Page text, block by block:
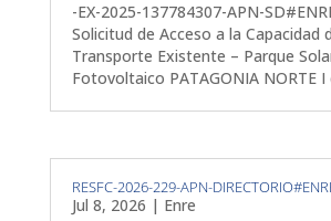
-EX-2025-137784307-APN-
Solicitud de Acceso a la Capacidad
Transporte Existente – Parque
Fotovoltaico PATAGONIA NORTE I
RESFC-2026-229-APN-
Jul 8, 2026 | Enre